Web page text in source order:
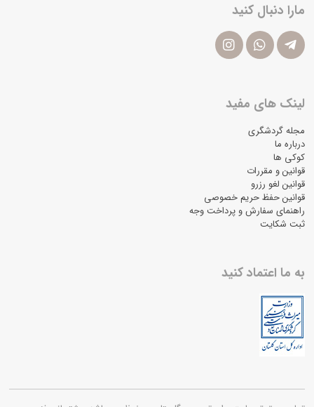
مارا دنبال کنید
لینک های مفید
مجله گردشگری
درباره ما
کوکی ها
قوانین و مقررات
قوانین لغو رزرو
قوانین حفظ حریم خصوصی
راهنمای سفارش و پرداخت وجه
ثبت شکایت
به ما اعتماد کنید